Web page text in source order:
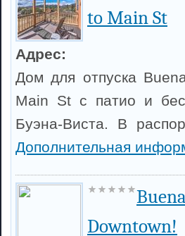
to Main St
Адрес:
Дом для отпуска
Main St с патио и
Буэна-Виста. В
Дополнительная
Downtown!